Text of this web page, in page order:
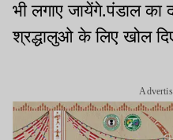
भी लगाए जायेंगे.पंडाल का
श्रद्धालुओ के लिए खोल